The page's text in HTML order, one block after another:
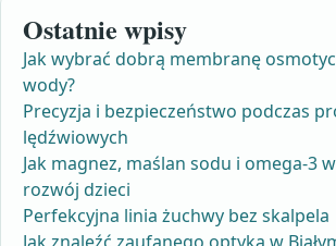
Ostatnie wpisy
Jak wybrać dobrą membranę
wody?
Precyzja i bezpieczeństwo podczas
lędźwiowych
Jak magnez, maślan sodu i omega-3
rozwój dzieci
Perfekcyjna linia żuchwy bez skalpela